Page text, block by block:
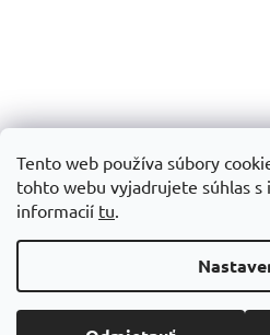
Tento web používa súbory
tohto webu vyjadrujete súhlas s
informacií tu.
Vytvoril
Copyright 2026Šijacie stroje